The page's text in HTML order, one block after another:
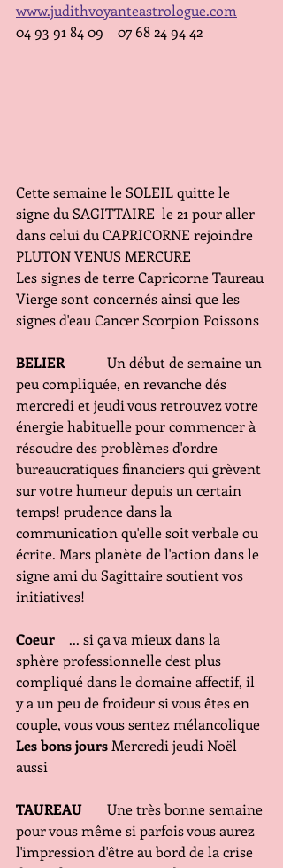
www.judithvoyanteastrologue.com
04 93 91 84 09    07 68 24 94 42
Cette semaine le SOLEIL quitte le
signe du SAGITTAIRE  le 21 pour aller
dans celui du CAPRICORNE rejoindre
PLUTON VENUS MERCURE
Les signes de terre Capricorne Taureau
Vierge sont concernés ainsi que les
signes d'eau Cancer Scorpion Poissons
BELIER
           Un début de semaine un
peu compliquée, en revanche dés
mercredi et jeudi vous retrouvez votre
énergie habituelle pour commencer à
résoudre des problèmes d'ordre
bureaucratiques financiers qui grèvent
sur votre humeur depuis un certain
temps! prudence dans la
communication qu'elle soit verbale ou
écrite. Mars planète de l'action dans le
signe ami du Sagittaire soutient vos
initiatives!
Coeur
    ... si ça va mieux dans la
sphère professionnelle c'est plus
compliqué dans le domaine affectif, il
y a un peu de froideur si vous êtes en
couple, vous vous sentez mélancolique
Les bons jours Mercredi jeudi Noël
aussi
TAUREAU
     Une très bonne semaine
pour vous même si parfois vous aurez
l'impression d'être au bord de la crise